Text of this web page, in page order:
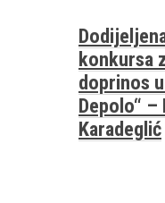
konkursa
doprinos
Depolo“
Karadeglić